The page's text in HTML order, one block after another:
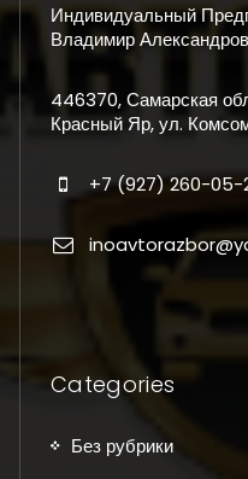
Индивидуальный
Владимир
446370, Самарская
Красный Яр, ул.
+7 (927) 260-05-
Categories
Без рубрики